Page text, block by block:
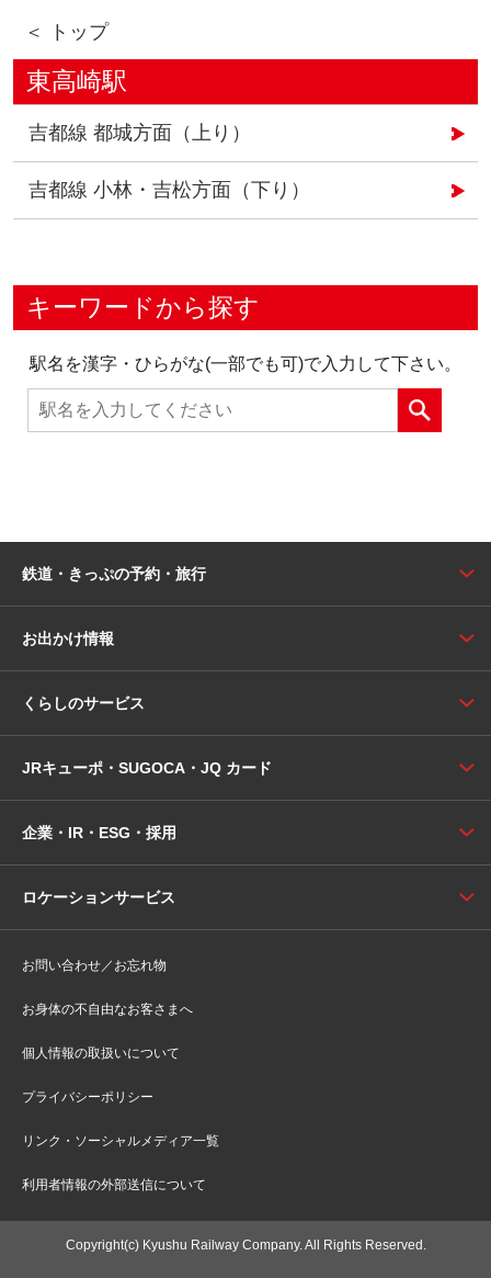
＜ トップ
東高崎駅
吉都線 都城方面（上り）
吉都線 小林・吉松方面（下り）
キーワードから探す
駅名を漢字・ひらがな(一部でも可)で入力して下さい。
鉄道・きっぷの予約・旅行
お出かけ情報
くらしのサービス
JRキューポ・SUGOCA・JQ カード
企業・IR・ESG・採用
ロケーションサービス
お問い合わせ／お忘れ物
お身体の不自由なお客さまへ
個人情報の取扱いについて
プライバシーポリシー
リンク・ソーシャルメディア一覧
利用者情報の外部送信について
Copyright(c) Kyushu Railway Company. All Rights Reserved.